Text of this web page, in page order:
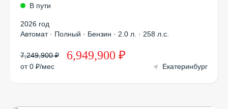
В пути
2026 год
Автомат · Полный · Бензин · 2.0 л. · 258 л.с.
7,249,900 ₽ 6,949,900 ₽
от 0 ₽/мес Екатеринбург